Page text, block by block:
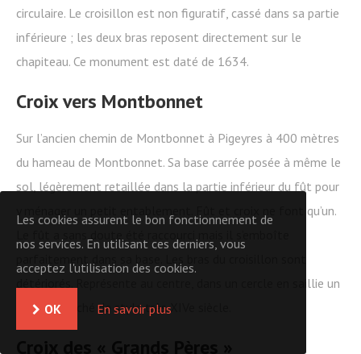
circulaire. Le croisillon est non figuratif, cassé dans sa partie
inférieure ; les deux bras reposent directement sur le
chapiteau. Ce monument est daté de 1634.
Croix vers Montbonnet
Sur l’ancien chemin de Montbonnet à Pigeyres à 400 mètres
du hameau de Montbonnet. Sa base carrée posée à même le
sol, légèrement retaillée dans la partie inférieur du fût pour
y ménager un petit entablement. Fût et croix ne font qu’un.
détériorés. Représente au centre, dans un cercle en saillie un
Christ ébauché de style très XIVe siècle.
Les cookies assurent le bon fonctionnement de
nos services. En utilisant ces derniers, vous
acceptez l'utilisation des cookies.
OK En savoir plus